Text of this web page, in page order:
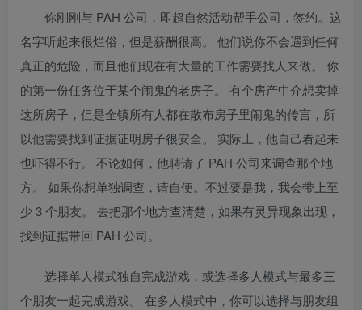
你刚刚与 PAH 公司，即超自然活动帮手公司，签约。这
名字听起来很烂俗，但是薪酬很高。 他们说你不会遇到任何
真正的危险，而且他们现在有大量的工作需要找人来做。 你
的第一份任务位于某个闹鬼的老房子。 有个房产中介想卖掉
这所房子，但是全镇所有人都在散布房子里闹鬼的传言，所
以他需要找到证据证明房子很安全。 实际上，他自己看起来
也吓得不行。 不论如何，他聘请了 PAH 公司来调查那个地
方。 如果你想单独调查，请自便。不过要是我，我会带上至
少 3 个朋友。 去把那个地方查清楚，如果有灵异现象出现，
找到证据带回 PAH 公司。
选择单人模式独自完成游戏，或选择多人模式与最多三
个朋友一起完成游戏。 在多人模式中，你可以选择与朋友组